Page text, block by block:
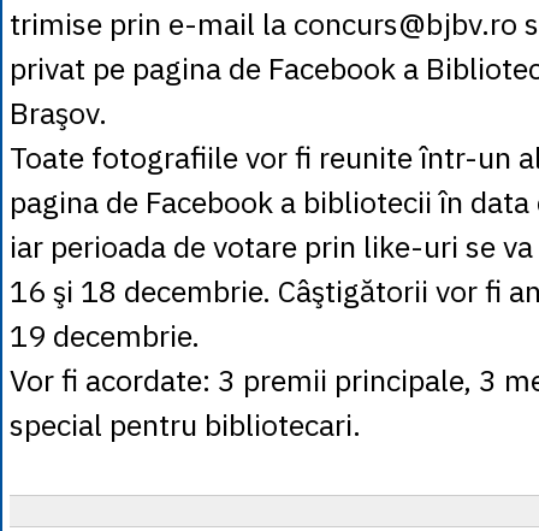
trimise prin e-mail la concurs@bjbv.ro
privat pe pagina de Facebook a
Braşov.
Toate fotografiile vor fi reunite într-un
pagina de Facebook a bibliotecii în
iar perioada de votare prin like-uri se
16 şi 18 decembrie. Câştigătorii vor fi
19 decembrie.
Vor fi acordate: 3 premii principale, 3
special pentru bibliotecari.